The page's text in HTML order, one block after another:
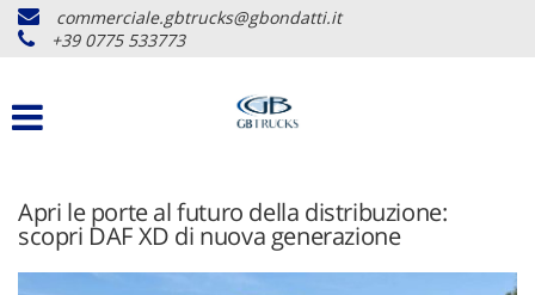
commerciale.gbtrucks@gbondatti.it
+39 0775 533773
Apri le porte al futuro della distribuzione:
scopri DAF XD di nuova generazione